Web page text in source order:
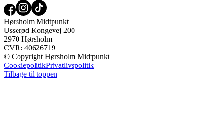
Hørsholm Midtpunkt
Usserød Kongevej 200
2970 Hørsholm
CVR: 40626719
© Copyright Hørsholm Midtpunkt
CookiepolitikPrivatlivspolitik
Tilbage til toppen